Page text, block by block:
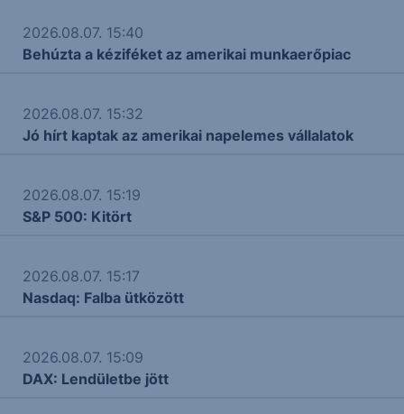
2026.08.07. 15:40
Behúzta a kéziféket az amerikai munkaerőpiac
2026.08.07. 15:32
Jó hírt kaptak az amerikai napelemes vállalatok
2026.08.07. 15:19
S&P 500: Kitört
2026.08.07. 15:17
Nasdaq: Falba ütközött
2026.08.07. 15:09
DAX: Lendületbe jött